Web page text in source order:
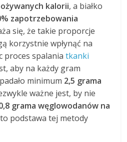
kalorii, a białko
zapotrzebowania
się, że takie proporcje
korzystnie wpłynąć na
proces spalaniatkanki
aby na każdy gram
minimum 2,5 grama
ważne jest, by nie
grama węglowodanów na
podstawa tej metody